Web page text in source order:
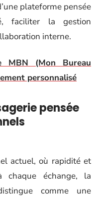
plateforme pensée
faciliter la gestion
interne.
MBN (Mon Bureau
personnalisé
pensée
actuel, où rapidité et
chaque échange, la
comme une